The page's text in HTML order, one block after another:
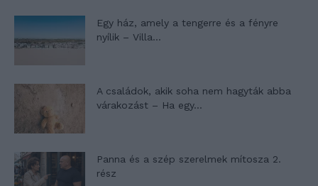
Egy ház, amely a tengerre és a fényre
nyílik – Villa...
A családok, akik soha nem hagyták abba
várakozást – Ha egy...
Panna és a szép szerelmek mítosza 2.
rész